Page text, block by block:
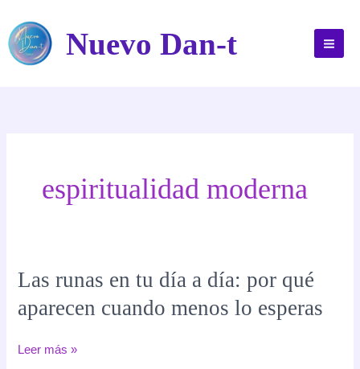
contenido
Nuevo Dan-t
espiritualidad moderna
Las runas en tu día a día: por qué
aparecen cuando menos lo esperas
Las
Leer más »